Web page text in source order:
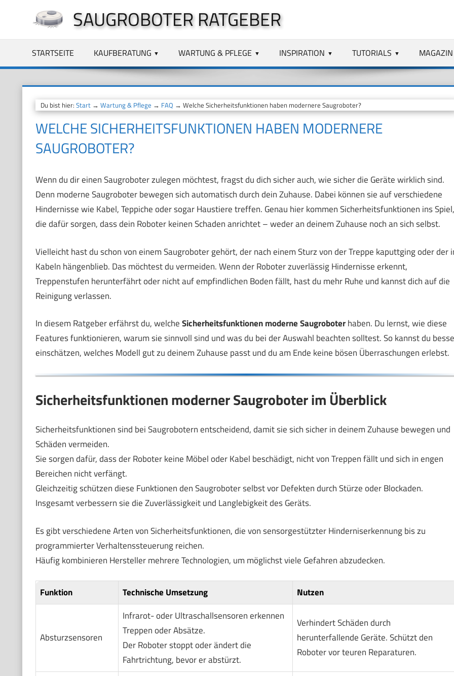
springen
SAUGROBOTER RATGEBER
STARTSEITE KAUFBERATUNG WARTUNG & PFLEGE INSPIRATION TUTORIALS MAGAZIN
Du bist hier: Start→ Wartung & Pflege → FAQ → Welche Sicherheitsfunktionen haben modernere Saugroboter?
WELCHE SICHERHEITSFUNKTIONEN HABEN MODERNERE
SAUGROBOTER?
Wenn du dir einen Saugroboter zulegen möchtest, fragst du dich sicher auch, wie sicher die Geräte wirklich sind.
Denn moderne Saugroboter bewegen sich automatisch durch dein Zuhause. Dabei können sie auf verschiedene
Hindernisse wie Kabel, Teppiche oder sogar Haustiere treffen. Genau hier kommen Sicherheitsfunktionen ins Spiel,
die dafür sorgen, dass dein Roboter keinen Schaden anrichtet – weder an deinem Zuhause noch an sich selbst.
Vielleicht hast du schon von einem Saugroboter gehört, der nach einem Sturz von der Treppe kaputtging oder der
Kabeln hängenblieb. Das möchtest du vermeiden. Wenn der Roboter zuverlässig Hindernisse erkennt,
Treppenstufen herunterfährt oder nicht auf empfindlichen Boden fällt, hast du mehr Ruhe und kannst dich auf die
Reinigung verlassen.
In diesem Ratgeber erfährst du, welcheSicherheitsfunktionen moderne Saugroboterhaben. Du lernst, wie diese
Features funktionieren, warum sie sinnvoll sind und was du bei der Auswahl beachten solltest. So kannst du
einschätzen, welches Modell gut zu deinem Zuhause passt und du am Ende keine bösen Überraschungen erlebst.
Sicherheitsfunktionen moderner Saugroboter im Überblick
Sicherheitsfunktionen sind bei Saugrobotern entscheidend, damit sie sich sicher in deinem Zuhause bewegen und
Schäden vermeiden.
Sie sorgen dafür, dass der Roboter keine Möbel oder Kabel beschädigt, nicht von Treppen fällt und sich in engen
Bereichen nicht verfängt.
Gleichzeitig schützen diese Funktionen den Saugroboter selbst vor Defekten durch Stürze oder Blockaden.
Insgesamt verbessern sie die Zuverlässigkeit und Langlebigkeit des Geräts.
Es gibt verschiedene Arten von Sicherheitsfunktionen, die von sensorgestützter Hinderniserkennung bis zu
programmierter Verhaltenssteuerung reichen.
Häufig kombinieren Hersteller mehrere Technologien, um möglichst viele Gefahren abzudecken.
Funktion Technische Umsetzung Nutzen
Absturzsensoren
Infrarot- oder Ultraschallsensoren erkennen
Treppen oder Absätze.
Der Roboter stoppt oder ändert die
Fahrtrichtung, bevor er abstürzt.
Verhindert Schäden durch
herunterfallende Geräte. Schützt den
Roboter vor teuren Reparaturen.